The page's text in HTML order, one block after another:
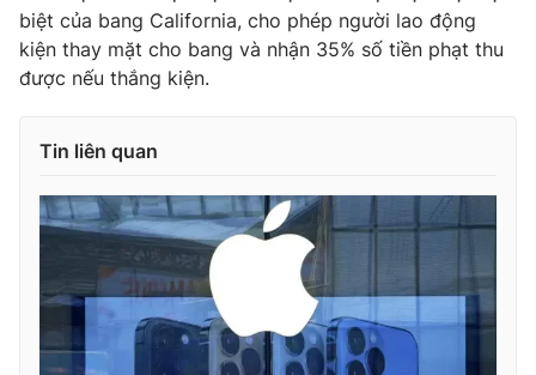
Ðiện thoại Thời báo VTV:024.66 897 897
Email:toasoan@vtv.vn
Liên hệ quảng cáo:024-7300.7108
biệt của bang California, cho phép người lao động
kiện thay mặt cho bang và nhận 35% số tiền phạt thu
được nếu thắng kiện.
Tin liên quan